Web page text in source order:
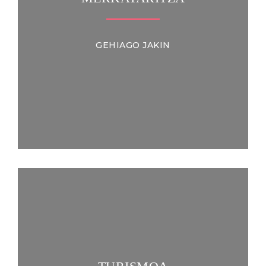
GEHIAGO JAKIN